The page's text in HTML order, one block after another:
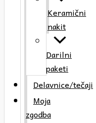
Keramični
nakit
Darilni
paketi
Delavnice/tečaji
Moja
zgodba